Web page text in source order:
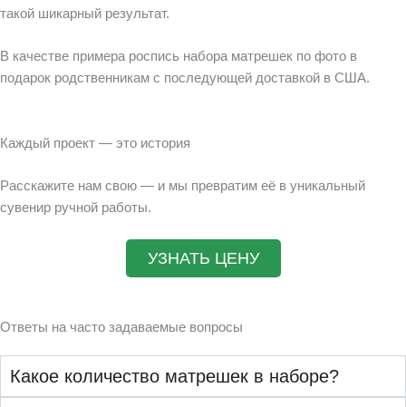
такой шикарный результат.
В качестве примера роспись набора матрешек по фото в
подарок родственникам с последующей доставкой в США.
Каждый проект — это история
Расскажите нам свою — и мы превратим её в уникальный
сувенир ручной работы.
УЗНАТЬ ЦЕНУ
Ответы на часто задаваемые вопросы
Какое количество матрешек в наборе?